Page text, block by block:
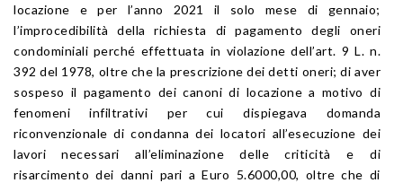
locazione e per l’anno 2021 il solo mese di gennaio;
l’improcedibilità della richiesta di pagamento degli oneri
condominiali perché effettuata in violazione dell’art. 9 L. n.
392 del 1978, oltre che la prescrizione dei detti oneri; di aver
sospeso il pagamento dei canoni di locazione a motivo di
fenomeni infiltrativi per cui dispiegava domanda
riconvenzionale di condanna dei locatori all’esecuzione dei
lavori necessari all’eliminazione delle criticità e di
risarcimento dei danni pari a Euro 5.6000,00, oltre che di